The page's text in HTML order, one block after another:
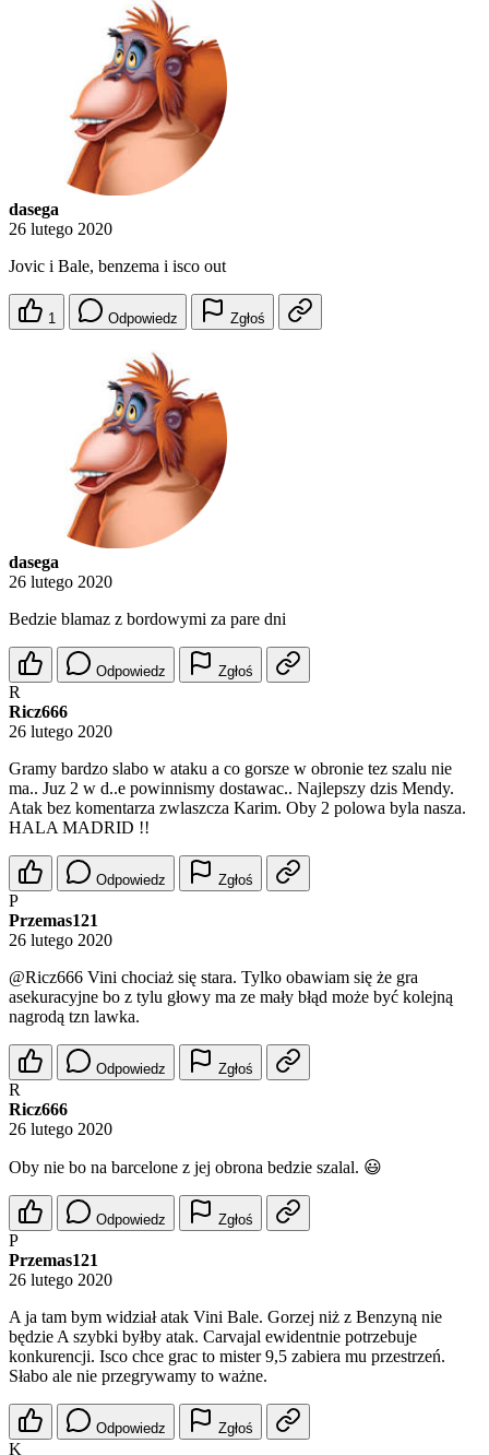
dasega
26 lutego 2020
Jovic i Bale, benzema i isco out
1 Odpowiedz Zgłoś
dasega
26 lutego 2020
Bedzie blamaz z bordowymi za pare dni
Odpowiedz Zgłoś
R
Ricz666
26 lutego 2020
Gramy bardzo slabo w ataku a co gorsze w obronie tez szalu nie
ma.. Juz 2 w d..e powinnismy dostawac.. Najlepszy dzis Mendy.
Atak bez komentarza zwlaszcza Karim. Oby 2 polowa byla nasza.
HALA MADRID !!
Odpowiedz Zgłoś
P
Przemas121
26 lutego 2020
@Ricz666 Vini chociaż się stara. Tylko obawiam się że gra
asekuracyjne bo z tylu głowy ma ze mały błąd może być kolejną
nagrodą tzn lawka.
Odpowiedz Zgłoś
R
Ricz666
26 lutego 2020
Oby nie bo na barcelone z jej obrona bedzie szalal. 😃
Odpowiedz Zgłoś
P
Przemas121
26 lutego 2020
A ja tam bym widział atak Vini Bale. Gorzej niż z Benzyną nie
będzie A szybki byłby atak. Carvajal ewidentnie potrzebuje
konkurencji. Isco chce grac to mister 9,5 zabiera mu przestrzeń.
Słabo ale nie przegrywamy to ważne.
Odpowiedz Zgłoś
K